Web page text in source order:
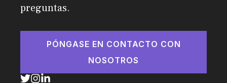
preguntas.
PÓNGASE EN CONTACTO CON
NOSOTROS